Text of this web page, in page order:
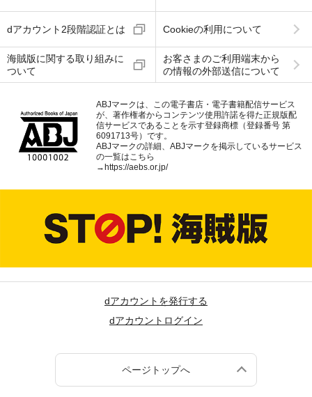
dアカウント2段階認証とは Cookieの利用について
海賊版に関する取り組みに
ついて
お客さまのご利用端末から
の情報の外部送信について
ABJマークは、この電子書店・電子書籍配信サービス
が、著作権者からコンテンツ使用許諾を得た正規版配
信サービスであることを示す登録商標（登録番号 第
6091713号）です。
ABJマークの詳細、ABJマークを掲示しているサービス
の一覧はこちら
→ https://aebs.or.jp/
dアカウントを発行する
dアカウントログイン
ページトップへ